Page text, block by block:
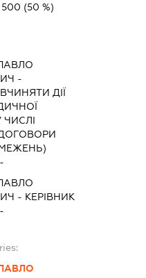
500 (50 %)
-
ВЧИНЯТИ ДІЇ
- КЕРІВНИК